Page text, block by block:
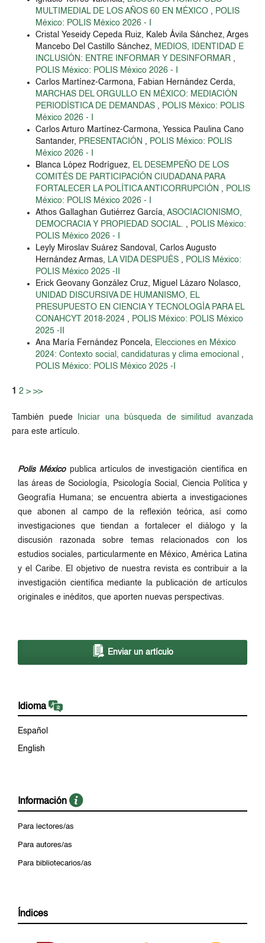
MULTIMEDIAL DE LOS AÑOS 60 EN MÉXICO , POLIS
México: POLIS México 2026 - I
Cristal Yeseidy Cepeda Ruiz, Kaleb Ávila Sánchez, Arges
Mancebo Del Castillo Sánchez, MEDIOS, IDENTIDAD E
INCLUSIÓN: ENTRE INFORMAR Y DESINFORMAR ,
POLIS México: POLIS México 2026 - I
Carlos Martínez-Carmona, Fabian Hernández Cerda,
MARCHAS DEL ORGULLO EN MÉXICO: MEDIACIÓN
PERIODÍSTICA DE DEMANDAS , POLIS México: POLIS
México 2026 - I
Carlos Arturo Martínez-Carmona, Yessica Paulina Cano
Santander, PRESENTACIÓN , POLIS México: POLIS
México 2026 - I
Blanca López Rodríguez, EL DESEMPEÑO DE LOS
COMITÉS DE PARTICIPACIÓN CIUDADANA PARA
FORTALECER LA POLÍTICA ANTICORRUPCIÓN , POLIS
México: POLIS México 2026 - I
Athos Gallaghan Gutiérrez García, ASOCIACIONISMO,
DEMOCRACIA Y PROPIEDAD SOCIAL. , POLIS México:
POLIS México 2026 - I
Leyly Miroslav Suárez Sandoval, Carlos Augusto
Hernández Armas, LA VIDA DESPUÉS , POLIS México:
POLIS México 2025 -II
Erick Geovany González Cruz, Miguel Lázaro Nolasco,
UNIDAD DISCURSIVA DE HUMANISMO, EL
PRESUPUESTO EN CIENCIA Y TECNOLOGÍA PARA EL
CONAHCYT 2018-2024 , POLIS México: POLIS México
2025 -II
Ana María Fernández Poncela, Elecciones en México
2024: Contexto social, candidaturas y clima emocional ,
POLIS México: POLIS México 2025 -I
1 2 > >>
También puede
Iniciar una búsqueda de similitud avanzada
para este artículo.
Polis Méxicopublica artículos de investigación científica en
las áreas de Sociología, Psicología Social, Ciencia Política y
Geografía Humana; se encuentra abierta a investigaciones
que abonen al campo de la reflexión teórica, así como
investigaciones que tiendan a fortalecer el diálogo y la
discusión razonada sobre temas relacionados con los
estudios sociales, particularmente en México, América Latina
y el Caribe. El objetivo de nuestra revista es contribuir a la
investigación científica mediante la publicación de artículos
originales e inéditos, que aporten nuevas perspectivas.
Enviar un artículo
Idioma
Español
English
Información
Para lectores/as
Para autores/as
Para bibliotecarios/as
Índices